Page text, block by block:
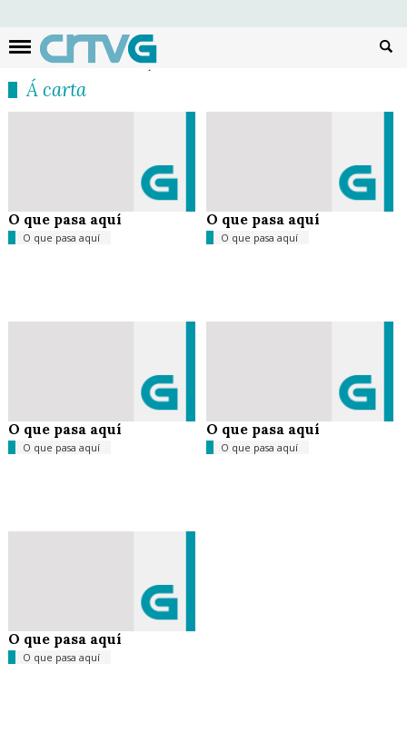
Á carta
O que pasa aquí
O que pasa aquí
O que pasa aquí
O que pasa aquí
O que pasa aquí
O que pasa aquí
O que pasa aquí
O que pasa aquí
O que pasa aquí
O que pasa aquí